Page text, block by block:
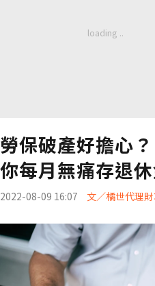
勞保破產好擔心
你每月無痛存退
2022-08-09 16:07 文／橘世代理